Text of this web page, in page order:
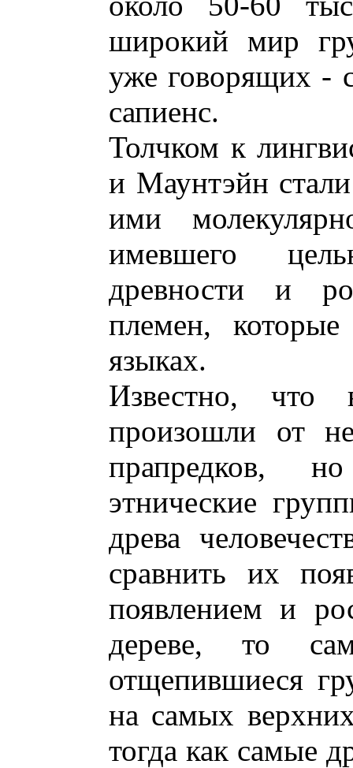
широкий мир
уже говорящих -
сапиенс.
Толчком к
и Маунтэйн стали
ими
имевшего
древности и
племен,
языках.
Известно, что
произошли от
прапредков,
этнические
древа
сравнить их
появлением и
дереве, то
отщепившиеся
на самых
тогда как самые